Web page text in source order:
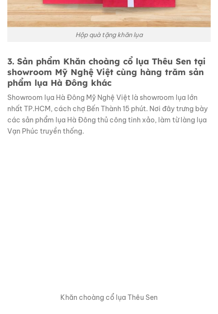
Hộp quà tặng khăn lụa
3. Sản phẩm Khăn choàng cổ lụa Thêu Sen tại
showroom Mỹ Nghệ Việt cùng hàng trăm sản
phẩm lụa Hà Đông khác
Showroom lụa Hà Đông Mỹ Nghệ Việt là showroom lụa lớn
nhất TP.HCM, cách chợ Bến Thành 15 phút. Nơi đây trưng bày
các sản phẩm lụa Hà Đông thủ công tinh xảo, làm từ làng lụa
Vạn Phúc truyền thống.
Khăn choàng cổ lụa Thêu Sen